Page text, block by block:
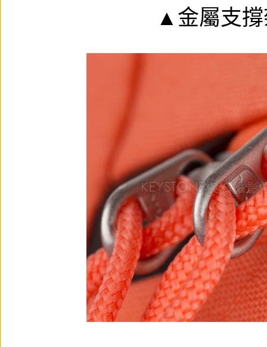
▲金屬支